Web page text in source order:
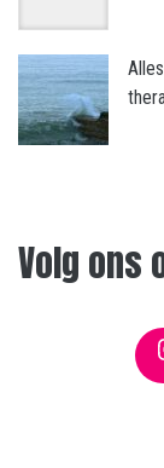
Volg ons